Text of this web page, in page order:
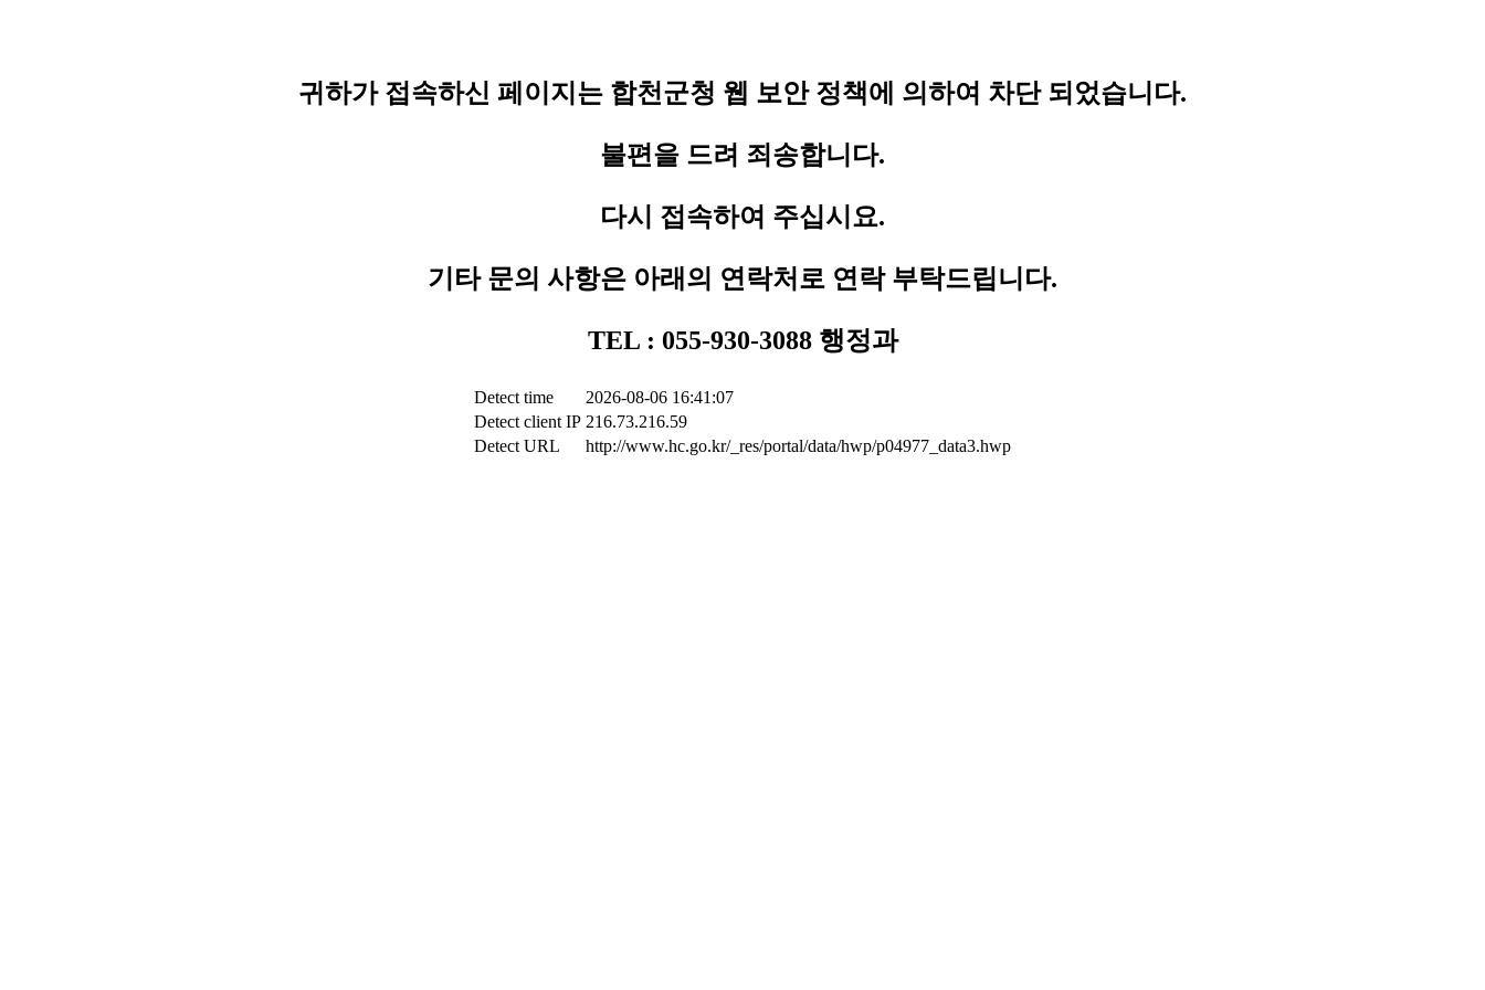
귀하가 접속하신 페이지는 합천군청 웹 보안 정책에 의하여 차단 되었습니다.
불편을 드려 죄송합니다.
다시 접속하여 주십시요.
기타 문의 사항은 아래의 연락처로 연락 부탁드립니다.
TEL : 055-930-3088 행정과
Detect time
2026-08-06 16:41:07
Detect client IP 216.73.216.59
Detect URL
http://www.hc.go.kr/_res/portal/data/hwp/p04977_data3.hwp